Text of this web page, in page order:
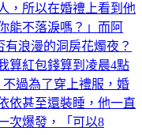
，所以在婚禮上看到他
能不落淚嗎？」而阿
浪漫的洞房花燭夜？
算紅包錢算到凌晨4點
過為了穿上禮服，婚
依甚至還裝睡，他一直
次爆發，「可以8